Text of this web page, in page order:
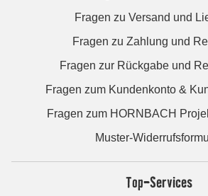
Fragen zu Versand und
Fragen zu Zahlung und
Fragen zur Rückgabe und
Fragen zum Kundenkonto &
Fragen zum HORNBACH
Muster-
Top-Services